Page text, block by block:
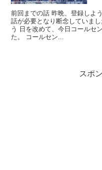
前回までの話 昨晩、登録しよ
話が必要となり断念していま
う 日を改めて、今日コールセ
た。 コールセン...
スポ